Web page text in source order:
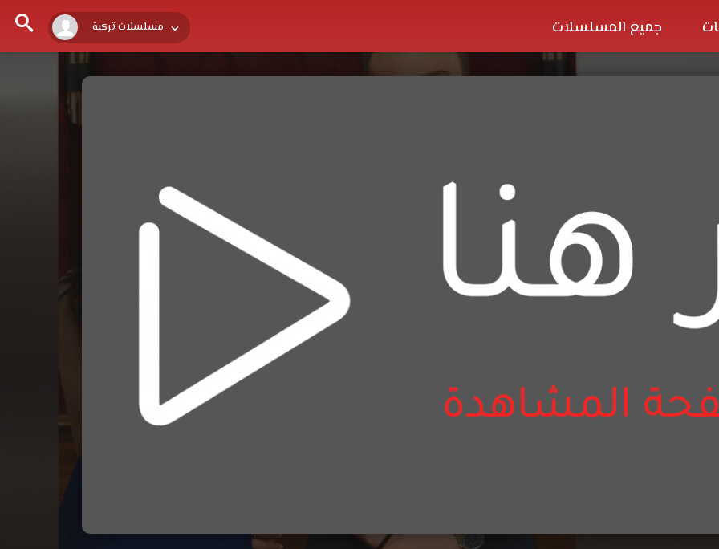
مسلسلات تركية جميع المسلسلات